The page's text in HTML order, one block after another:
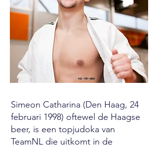
Simeon Catharina (Den Haag, 24
februari 1998) oftewel de Haagse
beer, is een topjudoka van
TeamNL die uitkomt in de